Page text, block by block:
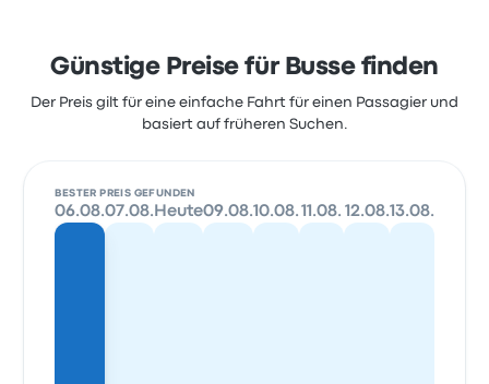
Günstige Preise für Busse finden
Der Preis gilt für eine einfache Fahrt für einen Passagier und
basiert auf früheren Suchen.
BESTER PREIS GEFUNDEN
06.08.07.08. Heute09.08.10.08. 11.08. 12.08.13.08.